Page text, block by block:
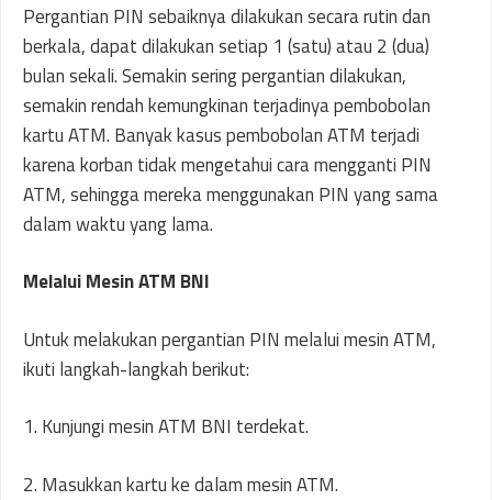
Pergantian PIN sebaiknya dilakukan secara rutin dan
berkala, dapat dilakukan setiap 1 (satu) atau 2 (dua)
bulan sekali. Semakin sering pergantian dilakukan,
semakin rendah kemungkinan terjadinya pembobolan
kartu ATM. Banyak kasus pembobolan ATM terjadi
karena korban tidak mengetahui cara mengganti PIN
ATM, sehingga mereka menggunakan PIN yang sama
dalam waktu yang lama.
Melalui Mesin ATM BNI
Untuk melakukan pergantian PIN melalui mesin ATM,
ikuti langkah-langkah berikut:
1. Kunjungi mesin ATM BNI terdekat.
2. Masukkan kartu ke dalam mesin ATM.